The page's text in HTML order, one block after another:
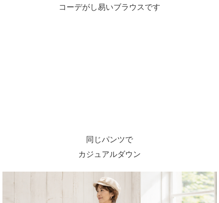
コーデがし易いブラウスです
同じパンツで
カジュアルダウン